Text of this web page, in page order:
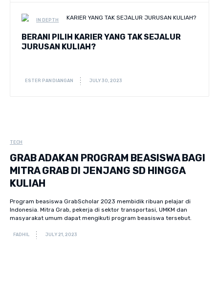
IN DEPTH
BERANI PILIH KARIER YANG TAK SEJALUR
JURUSAN KULIAH?
ESTER PANDIANGAN JULY 30, 2023
TECH
GRAB ADAKAN PROGRAM BEASISWA BAGI
MITRA GRAB DI JENJANG SD HINGGA
KULIAH
Program beasiswa GrabScholar 2023 membidik ribuan pelajar di
Indonesia. Mitra Grab, pekerja di sektor transportasi, UMKM dan
masyarakat umum dapat mengikuti program beasiswa tersebut.
FADHIL JULY 21, 2023